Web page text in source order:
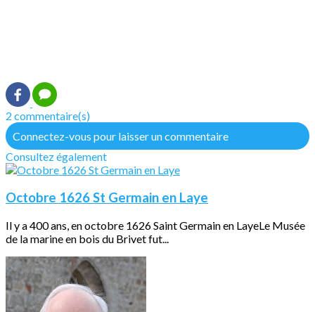
2 commentaire(s)
Connectez-vous pour laisser un commentaire
Consultez également
Octobre 1626 St Germain en Laye
Il y a 400 ans, en octobre 1626 Saint Germain en LayeLe Musée
de la marine en bois du Brivet fut...